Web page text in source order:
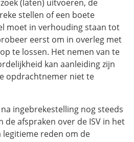
(laten) uitvoeren, de
stellen of een boete
moet in verhouding staan tot
eerst om in overleg met
te lossen. Het nemen van te
kan aanleiding zijn
opdrachtnemer niet te
ingebrekestelling nog steeds
de afspraken over de ISV in het
reden om de